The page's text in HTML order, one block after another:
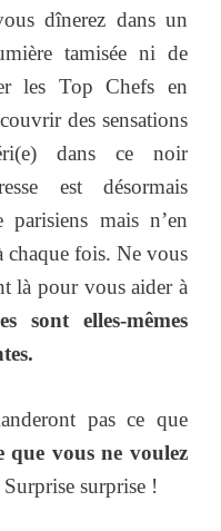
dînerez dans un
tamisée ni de
les Top Chefs en
des sensations
dans ce noir
est désormais
mais n’en
chaque fois. Ne vous
là pour vous aider à
sont elles-mêmes
pas ce que
que vous ne voulez
surprise !